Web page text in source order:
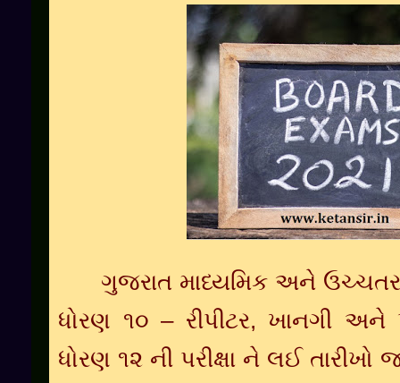
ગુજરાત માધ્યમિક અને ઉચ્ચતર
ધોરણ ૧૦ – રીપીટર, ખાનગી
ધોરણ ૧૨ ની પરીક્ષા ને લઈ તારીખો